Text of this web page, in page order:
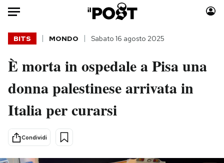
Auto
Mondo
Politica
Tecnologia
Internet
BITS MONDO Sabato 16 agosto 2025
È morta in ospedale a Pisa una
donna palestinese arrivata in
Italia per curarsi
Condividi